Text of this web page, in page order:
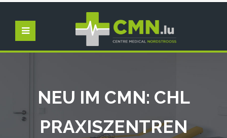
NEU IM CMN: CHL
PRAXISZENTREN